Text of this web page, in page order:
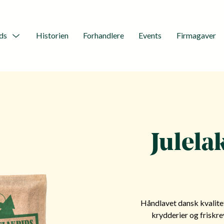
Menu
Historien Forhandlere Events Firmagaver
Håndlavet dansk
krydderier og